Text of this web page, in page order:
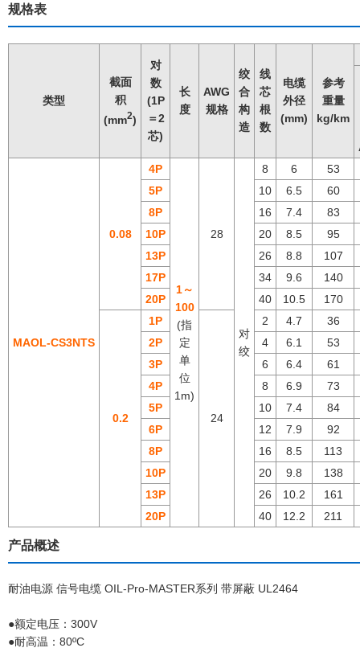
规格表
类型
截面
积
(mm2)
对
数
(1P
＝2
芯)
长
度
AWG
规格
绞
合
构
造
线
芯
根
数
电缆
外径
(mm)
参考
重量
kg/km
MAOL-CS3NTS
0.08
4P
1～
100
(指
定
单
位
1m)
28
对
绞
8 6
53
5P
10 6.5
60
8P
16 7.4
83
10P
20 8.5
95
13P
26 8.8
107
17P
34 9.6
140
20P
40 10.5 170
0.2
1P
24
2 4.7
36
2P
4 6.1
53
3P
6 6.4
61
4P
8 6.9
73
5P
10 7.4
84
6P
12 7.9
92
8P
16 8.5
113
10P
20 9.8
138
13P
26 10.2
161
20P
40 12.2 211
产品概述
耐油电源 信号电缆 OIL-Pro-MASTER系列 带屏蔽 UL2464
●额定电压：300V
●耐高温：80ºC